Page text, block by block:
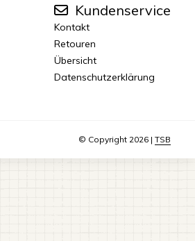
Kundenservice
Kontakt
Retouren
Übersicht
Datenschutzerklärung
© Copyright 2026 | TSB